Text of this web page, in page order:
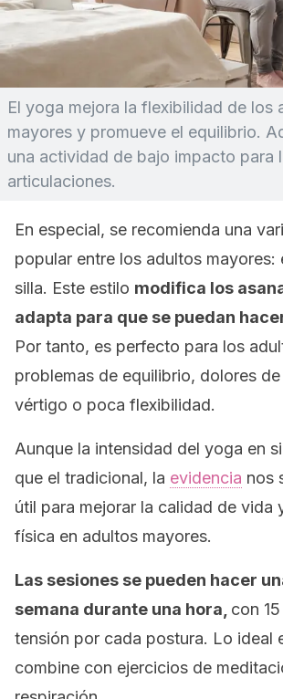
El yoga mejora la flexibilidad de los
mayores y promueve el equilibrio.
una actividad de bajo impacto para
articulaciones.
En especial, se recomienda una
popular entre los adultos mayores:
silla. Este estilo modifica los
adapta para que se puedan
Por tanto, es perfecto para los
problemas de equilibrio, dolores
vértigo o poca flexibilidad.
Aunque la intensidad del yoga en
que el tradicional, la evidencia nos
útil para mejorar la calidad de vida
física en adultos mayores.
Las sesiones se pueden hacer
semana durante una hora, con
tensión por cada postura. Lo ideal
combine con ejercicios de